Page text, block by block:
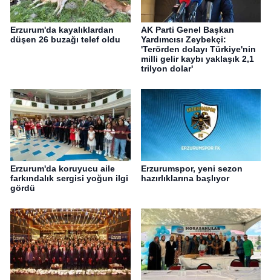
Erzurum'da kayalıklardan
düşen 26 buzağı telef oldu
AK Parti Genel Başkan
Yardımcısı Zeybekçi:
'Terörden dolayı Türkiye'nin
milli gelir kaybı yaklaşık 2,1
trilyon dolar'
Erzurum'da koruyucu aile
farkındalık sergisi yoğun ilgi
gördü
Erzurumspor, yeni sezon
hazırlıklarına başlıyor